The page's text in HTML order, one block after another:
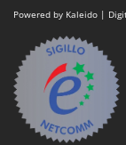
Powered by Kaleido |